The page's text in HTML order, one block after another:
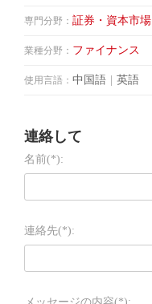
専門分野： 証券・資本市場
業種分野： ファイナンス
使用言語： 中国語 英語
連絡して
名前(*):
連絡先(*):